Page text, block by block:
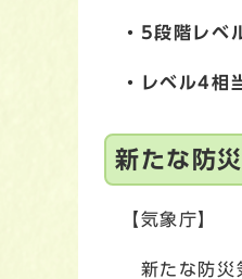
・5段階レベ
・レベル4相
新たな防
【気象庁】
新たな防災